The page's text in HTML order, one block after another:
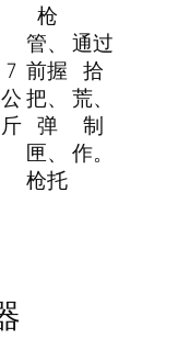
7
公
斤
枪
管、
前握
把、
弹
匣、
枪托
通过
拾
荒、
制
作。